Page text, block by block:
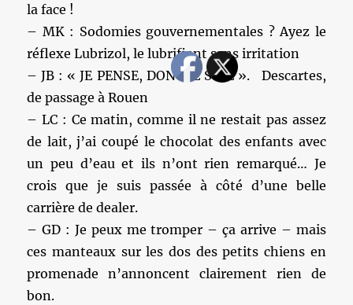
la face !
– MK : Sodomies gouvernementales ? Ayez le
réflexe Lubrizol, le lubrifiant sans irritation
– JB : « JE PENSE, DONC JE SUIE ». Descartes,
de passage à Rouen
– LC : Ce matin, comme il ne restait pas assez
de lait, j’ai coupé le chocolat des enfants avec
un peu d’eau et ils n’ont rien remarqué… Je
crois que je suis passée à côté d’une belle
carrière de dealer.
– GD : Je peux me tromper – ça arrive – mais
ces manteaux sur les dos des petits chiens en
promenade n’annoncent clairement rien de
bon.